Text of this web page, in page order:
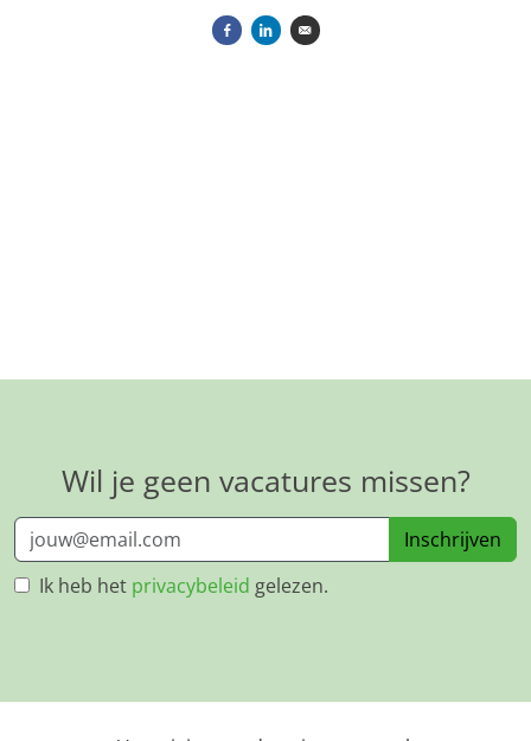
Delen op Facebook
Delen op LinkedIn
Versturen per e-mail
Wil je geen vacatures missen?
Inschrijven
Ik heb het privacybeleid gelezen.